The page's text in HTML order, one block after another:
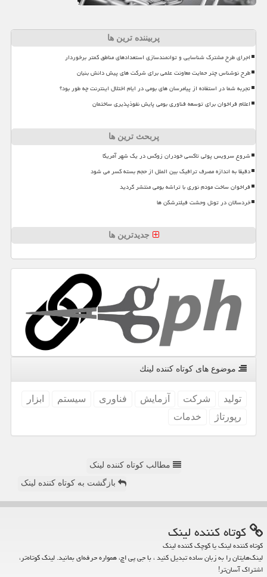
پربیننده ترین ها
اجرای طرح مشترک شناسایی و توانمندسازی استعدادهای مناطق کمتر برخوردار
طرح نوشناس چتر حمایت معاونت علمی برای شرکت های پیش دانش بنیان
تجربه شما در استفاده از پیامرسان های بومی در ایام اختلال اینترنت چه طور بود؟
اعلام فراخوان برای توسعه فناوری بومی پایش نفوذپذیری ساختمان
پربحث ترین ها
شروع سرویس پولی تاکسی خودران زوکس در یک شهر آمریکا
دقیقا به اندازه مصرف ترافیک بین الملل از حجم بسته کسر می شود
فراخوان ساخت مودم نوری با تراشه بومی منتشر گردید
خردسالان در تونل وحشت فیلترشکن ها
جدیدترین ها
موضوع های كوتاه كننده لینك
تولید شركت آزمایش فناوری سیستم
ابزار
رپورتاژ
خدمات
مطالب کوتاه کننده لینک
بازگشت به کوتاه کننده لینک
كوتاه كننده لینك
کوتاه کننده لینک یا کوچک کننده لینک
لینک‌هایتان را به زبان ساده تبدیل کنید ، با جی پی اچ، همواره حرفه‌ای بمانید. لینک کوتاه‌تر،
اشتراک آسان‌تر!